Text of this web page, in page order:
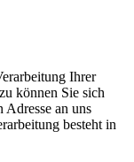
Ihrer
können Sie sich
Adresse an uns
besteht in